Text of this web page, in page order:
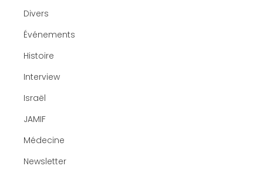
Divers
Événements
Histoire
Interview
Israël
JAMIF
Médecine
Newsletter